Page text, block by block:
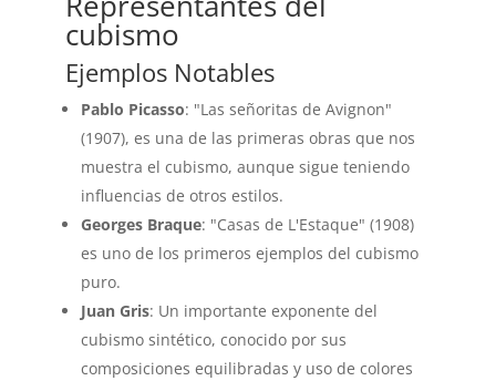
cubismo
Ejemplos Notables
Pablo Picasso: "Las señoritas de Avignon"
(1907), es una de las primeras obras que nos
muestra el cubismo, aunque sigue teniendo
influencias de otros estilos.
Georges Braque: "Casas de L'Estaque" (1908)
es uno de los primeros ejemplos del cubismo
puro.
Juan Gris: Un importante exponente del
cubismo sintético, conocido por sus
composiciones equilibradas y uso de colores